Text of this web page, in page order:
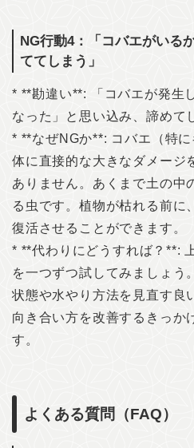
NG行動4：「コバエがいる
ててしまう」
* **勘違い**: 「コバエが発生
なった」と思い込み、諦めて
* **なぜNGか**: コバエ（特
体に直接的な大きなダメージ
ありません。あくまで土の中
る虫です。植物が枯れる前に
復活させることができます。
* **代わりにどうすれば？**:
を一つずつ試してみましょう
状態や水やり方法を見直す良
向き合い方を改善するきっか
す。
よくある質問（FAQ）